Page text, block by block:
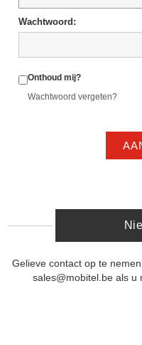
Wachtwoord:
Onthoud mij?
Wachtwoord vergeten?
Gelieve contact op te
sales@mobitel.be als u